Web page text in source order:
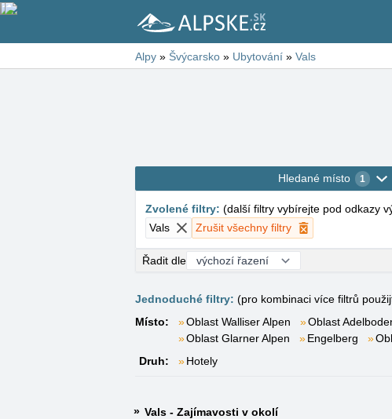
Alpy » Švýcarsko » Ubytování » Vals
Hledané místo 1
Zvolené filtry: (další filtry vybírejte pod odkazy
Vals
Zrušit všechny filtry
Řadit dle
Jednoduché filtry: (pro kombinaci více filtrů
Místo:
Oblast Walliser Alpen Oblast
Oblast Glarner Alpen
Engelberg
Druh:
Hotely
Vals - Zajímavosti v okolí